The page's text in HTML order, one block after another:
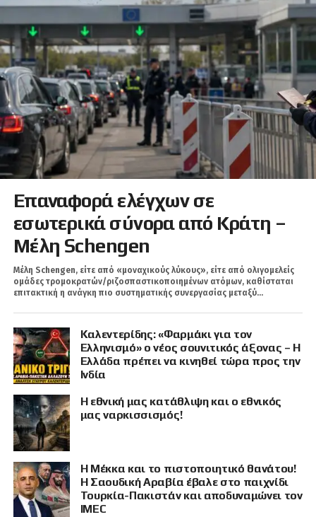
Επαναφορά ελέγχων σε
εσωτερικά σύνορα από Κράτη –
Μέλη Schengen
Μέλη Schengen, είτε από «μοναχικούς λύκους», είτε από ολιγομελείς
ομάδες τρομοκρατών/ριζοσπαστικοποιημένων ατόμων, καθίσταται
επιτακτική η ανάγκη πιο συστηματικής συνεργασίας μεταξύ...
Καλεντερίδης: «Φαρμάκι για τον
Ελληνισμό» ο νέος σουνιτικός άξονας – Η
Ελλάδα πρέπει να κινηθεί τώρα προς την
Ινδία
Η εθνική μας κατάθλιψη και ο εθνικός
μας ναρκισσισμός!
Η Μέκκα και το πιστοποιητικό θανάτου!
Η Σαουδική Αραβία έβαλε στο παιχνίδι
Τουρκία-Πακιστάν και αποδυναμώνει τον
IMEC